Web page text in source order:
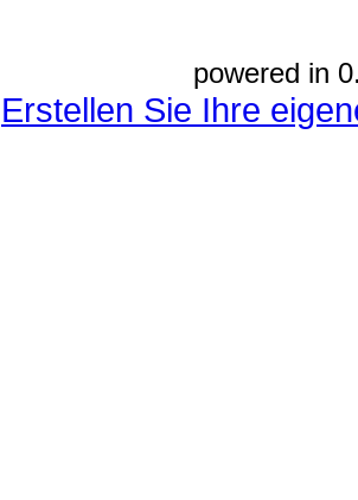
powered in
Erstellen Sie Ihre